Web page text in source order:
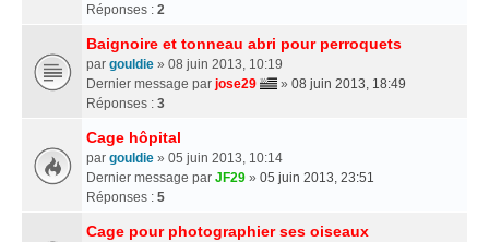
Réponses : 2
Baignoire et tonneau abri pour perroquets
par gouldie » 08 juin 2013, 10:19
Dernier message par jose29 » 08 juin 2013, 18:49
Réponses : 3
Cage hôpital
par gouldie » 05 juin 2013, 10:14
Dernier message par JF29 » 05 juin 2013, 23:51
Réponses : 5
Cage pour photographier ses oiseaux